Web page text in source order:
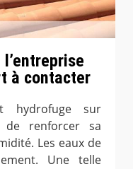
à contacter
hydrofuge sur
renforcer sa
Les eaux de
Une telle